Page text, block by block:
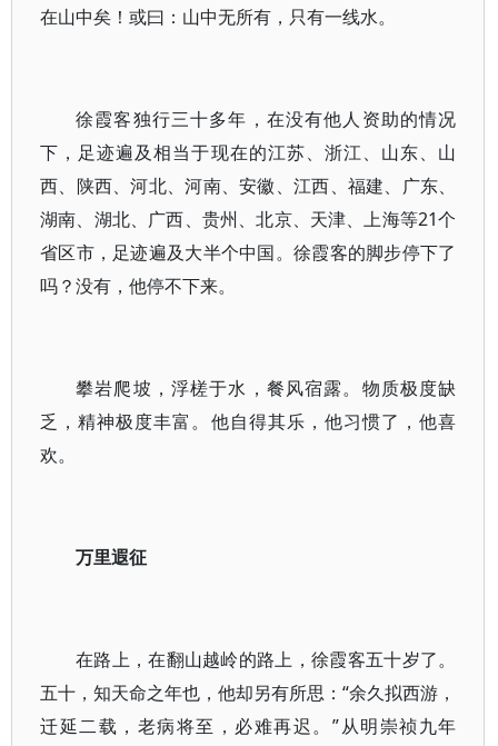
在山中矣！或曰：山中无所有，只有一线水。
徐霞客独行三十多年，在没有他人资助的情况
下，足迹遍及相当于现在的江苏、浙江、山东、山
西、陕西、河北、河南、安徽、江西、福建、广东、
湖南、湖北、广西、贵州、北京、天津、上海等21个
省区市，足迹遍及大半个中国。徐霞客的脚步停下了
吗？没有，他停不下来。
攀岩爬坡，浮槎于水，餐风宿露。物质极度缺
乏，精神极度丰富。他自得其乐，他习惯了，他喜
欢。
万里遐征
在路上，在翻山越岭的路上，徐霞客五十岁了。
五十，知天命之年也，他却另有所思：“余久拟西游，
迁延二载，老病将至，必难再迟。”从明崇祯九年